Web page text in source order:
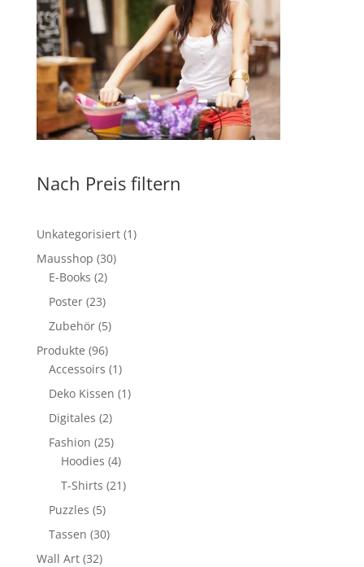
Nach Preis filtern
Unkategorisiert 11
Mausshop 3030
E-Books 22
Produkte
Poster 2323
Produkte
Zubehör 55
Produkte
Produkte 9696
Produkte
Accessoirs 11
Produkt
Deko Kissen 11
Digitales 22
Produkte
Fashion 2525
Produkte
Hoodies 44
Produkte
T-Shirts 2121
Puzzles 55
Produkte
Tassen 3030
Wall Art 3232